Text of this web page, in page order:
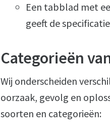
Een tabblad met
geeft de
Categorieën
Wij onderscheiden
oorzaak, gevolg en
soorten en categorieën: